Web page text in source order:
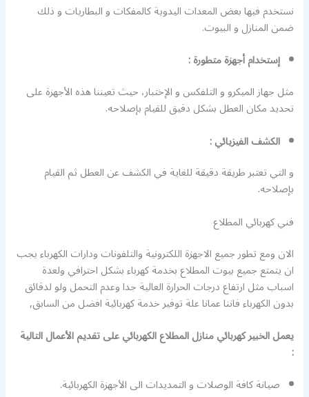
نستخدم فيها بعض المعدات اليدوية كالمفكات و البطاريات و ذلك
ضمن المنازل و البيوت.
إستخدام أجهزة متطورة :
مثل جهاز الميكرو و التلفكس و الإختبار، حيث تعيننا هذه الأجهزة على
تحديد مكان العطل بشكل دقيق للقيام بإصلاحه.
الكشف الفيزيائي :
و التي تعتبر طريقة دقيقة للغاية في الكشف عن العطل ثم القيام
بإصلاحه.
فني كهربائي المطلاع
الان ومع تطور جميع الاجهزة اللكترونية والتلفونات ودارات الكهرباء يجب
ان يتمتع جميع بيوت المطلاع بخدمة كهرباء بشكل احترافي ولعدة
اسباب مثل ارتفاع درجات الحرارة العالية جدا وعدم التحمل ولو لدقائق
بدون الكهرباء فاننا عمانا علة توفير خدمة كهربائية افضل من السابق,
يعمل الخبير كهربائي منازل المطلاع الكهربائي على تقديم الأعمال التالية
:
صيانة كافة الوصلات و التمديدات الى الأجهزة الكهربائية.